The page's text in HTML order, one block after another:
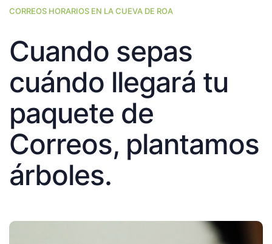
CORREOS HORARIOS EN LA CUEVA DE ROA
Cuando sepas
cuándo llegará tu
paquete de
Correos, plantamos
árboles.